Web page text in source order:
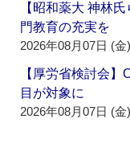
【昭和薬大 神林
門教育の充実を
2026年08月07日 (金)
【厚労省検討会
目が対象に
2026年08月07日 (金)